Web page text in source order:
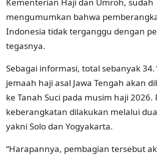
mengumumkan bahwa
Indonesia tidak terganggu dengan
tegasnya.
Sebagai informasi, total sebanyak
jemaah haji asal Jawa Tengah akan
ke Tanah Suci pada musim haji 2026.
keberangkatan dilakukan melalui
yakni Solo dan Yogyakarta.
“Harapannya, pembagian tersebut